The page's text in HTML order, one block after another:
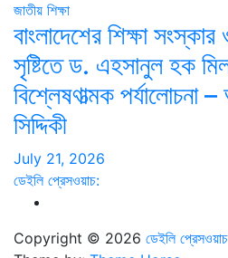
জাতীয় শিক্ষা
বাংলাদেশের শিক্ষা
সৃষ্টিতে ড. এহসানুল হক
বিশ্লেষণাত্মক পর্যালোচনা
সিদ্দিকী
July 21, 2026
ডেইলি প্রেসওয়াচ:
Copyright © 2026 ডেইলি প্রেসওয়াচ